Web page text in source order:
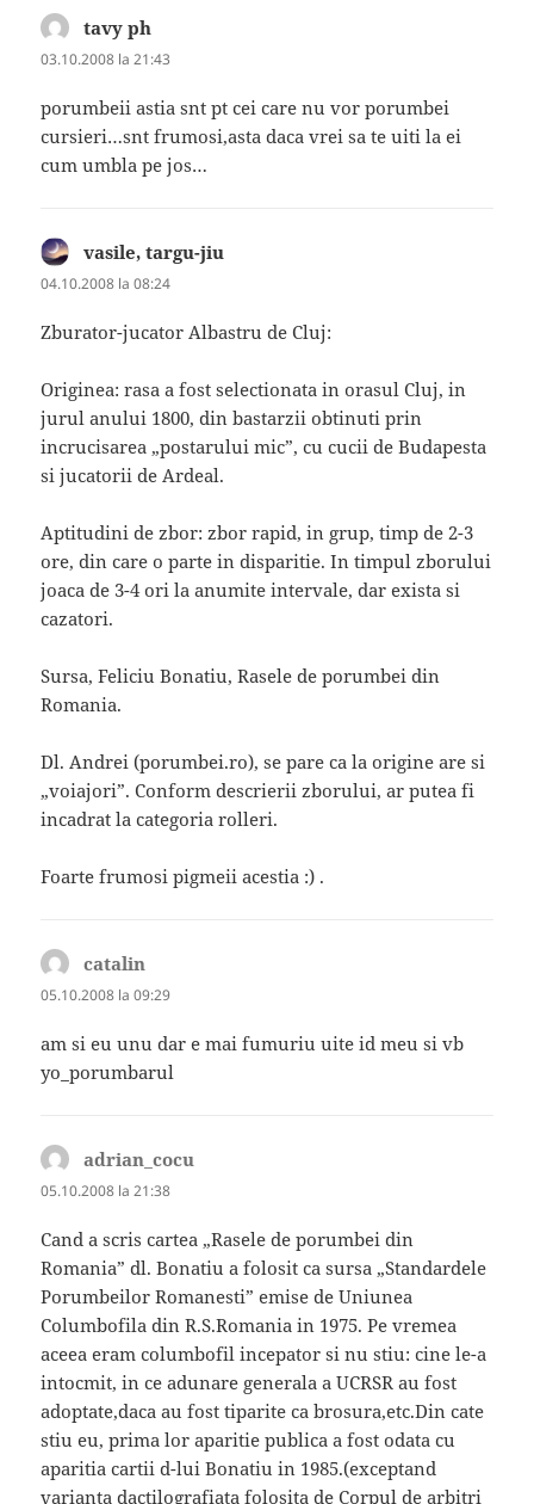
tavy ph
03.10.2008 la 21:43
porumbeii astia snt pt cei care nu vor porumbei
cursieri…snt frumosi,asta daca vrei sa te uiti la ei
cum umbla pe jos…
vasile, targu-jiu
04.10.2008 la 08:24
Zburator-jucator Albastru de Cluj:
Originea: rasa a fost selectionata in orasul Cluj, in
jurul anului 1800, din bastarzii obtinuti prin
incrucisarea „postarului mic”, cu cucii de Budapesta
si jucatorii de Ardeal.
Aptitudini de zbor: zbor rapid, in grup, timp de 2-3
ore, din care o parte in disparitie. In timpul zborului
joaca de 3-4 ori la anumite intervale, dar exista si
cazatori.
Sursa, Feliciu Bonatiu, Rasele de porumbei din
Romania.
Dl. Andrei (porumbei.ro), se pare ca la origine are si
„voiajori”. Conform descrierii zborului, ar putea fi
incadrat la categoria rolleri.
Foarte frumosi pigmeii acestia :) .
catalin
05.10.2008 la 09:29
am si eu unu dar e mai fumuriu uite id meu si vb
yo_porumbarul
adrian_cocu
05.10.2008 la 21:38
Cand a scris cartea „Rasele de porumbei din
Romania” dl. Bonatiu a folosit ca sursa „Standardele
Porumbeilor Romanesti” emise de Uniunea
Columbofila din R.S.Romania in 1975. Pe vremea
aceea eram columbofil incepator si nu stiu: cine le-a
intocmit, in ce adunare generala a UCRSR au fost
adoptate,daca au fost tiparite ca brosura,etc.Din cate
stiu eu, prima lor aparitie publica a fost odata cu
aparitia cartii d-lui Bonatiu in 1985.(exceptand
varianta dactilografiata folosita de Corpul de arbitri